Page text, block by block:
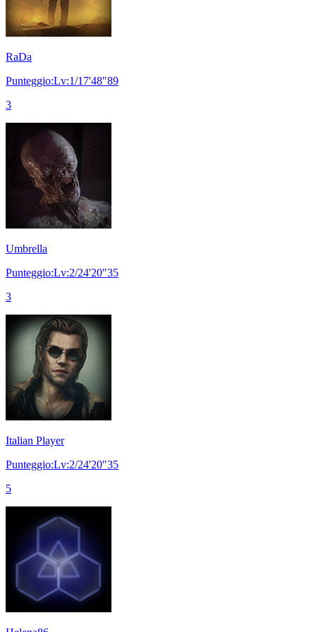
RaDa
Punteggio:Lv:1/17'48"89
3
Umbrella
Punteggio:Lv:2/24'20"35
3
Italian Player
Punteggio:Lv:2/24'20"35
5